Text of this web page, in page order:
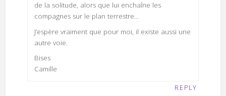
de la solitude, alors que lui enchaîne les
compagnes sur le plan terrestre…
J’espère vraiment que pour moi, il existe aussi une
autre voie.
Bises
Camille
REPLY